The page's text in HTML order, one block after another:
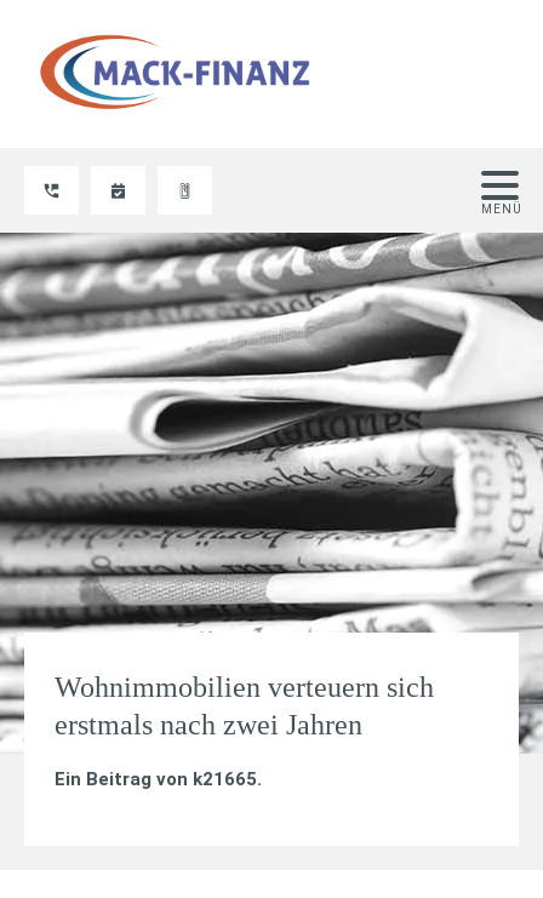
Wohnimmobilien verteuern sich
erstmals nach zwei Jahren
Ein Beitrag von k21665.